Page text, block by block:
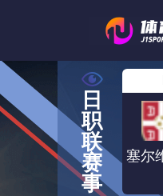
日
职
联
赛
事